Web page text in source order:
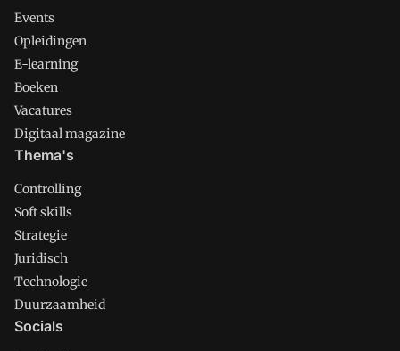
Events
Opleidingen
E-learning
Boeken
Vacatures
Digitaal magazine
Thema's
Controlling
Soft skills
Strategie
Juridisch
Technologie
Duurzaamheid
Socials